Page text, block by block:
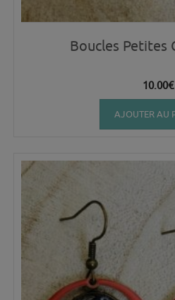
Boucles Petites
10.00€
AJOUTER AU